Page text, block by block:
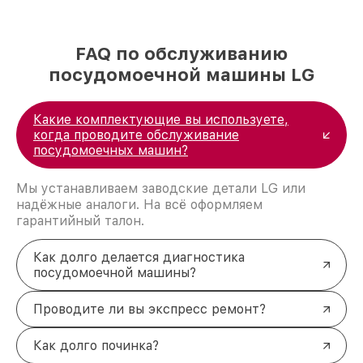
FAQ по обслуживанию
посудомоечной машины LG
Какие комплектующие вы используете,
когда проводите обслуживание
посудомоечных машин?
Мы устанавливаем заводские детали LG или
надёжные аналоги. На всё оформляем
гарантийный талон.
Как долго делается диагностика
посудомоечной машины?
Проводите ли вы экспресс ремонт?
Как долго починка?